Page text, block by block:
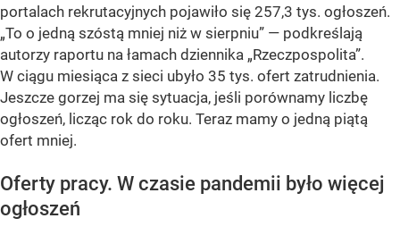
portalach rekrutacyjnych pojawiło się 257,3 tys. ogłoszeń.
„To o jedną szóstą mniej niż w sierpniu” — podkreślają
autorzy raportu na łamach dziennika „Rzeczpospolita”.
W ciągu miesiąca z sieci ubyło 35 tys. ofert zatrudnienia.
Jeszcze gorzej ma się sytuacja, jeśli porównamy liczbę
ogłoszeń, licząc rok do roku. Teraz mamy o jedną piątą
ofert mniej.
Oferty pracy. W czasie pandemii było więcej
ogłoszeń